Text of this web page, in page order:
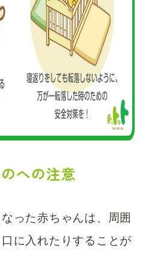
への注意
った赤ちゃんは、周囲
に入れたりすることが